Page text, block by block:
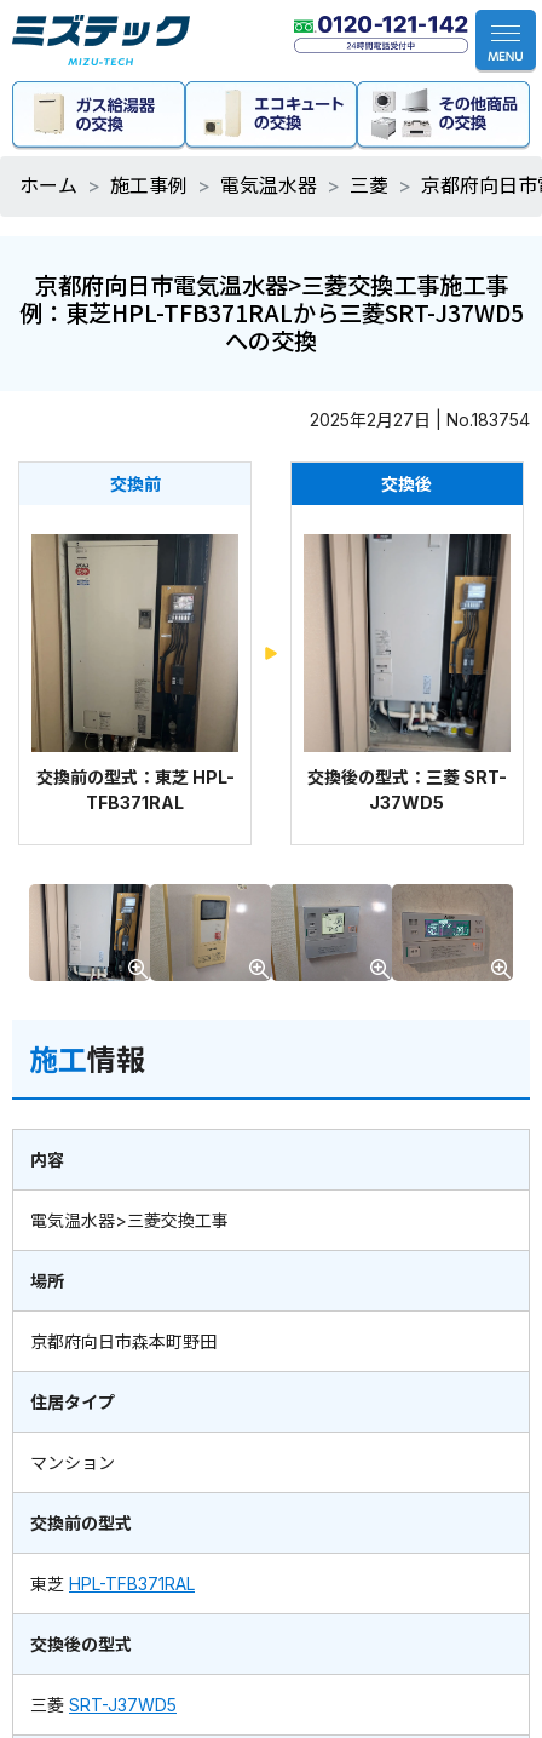
ホーム 施工事例 電気温水器 三菱 京都府向日
京都府向日市電気温水器>三菱交換工事施工事
例：東芝HPL-TFB371RALから三菱SRT-J37WD5
への交換
2025年2月27日 | No.183754
交換前
交換前の型式：東芝 HPL-
TFB371RAL
交換後
交換後の型式：三菱 SRT-
J37WD5
施工情報
内容
電気温水器>三菱交換工事
場所
京都府向日市森本町野田
住居タイプ
マンション
交換前の型式
東芝 HPL-TFB371RAL
交換後の型式
三菱 SRT-J37WD5